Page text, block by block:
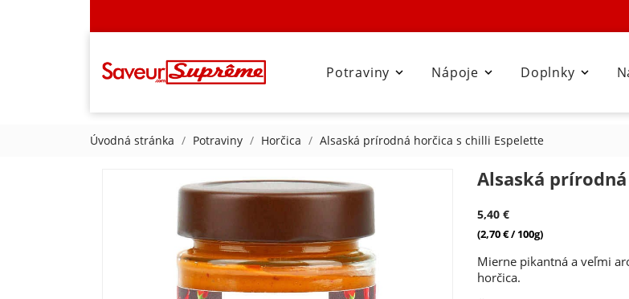

Potraviny 
Nápoje 
Doplnky
Úvodná stránka Potraviny Horčica Alsaská prírodná horčica s chilli Espelette
Alsaská
5,40 €
(2,70 € / 100g)
Mierne pikantná a veľmi
horčica.